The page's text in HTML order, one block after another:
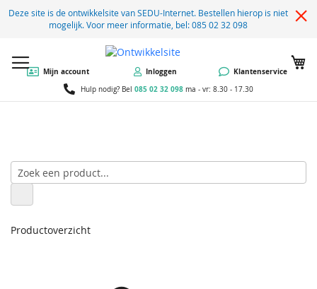
Deze site is de ontwikkelsite van SEDU-Internet. Bestellen hierop is niet
mogelijk. Voor meer informatie, bel: 085 02 32 098
Mijn account Inloggen Klantenservice
Hulp nodig? Bel 085 02 32 098 ma - vr: 8.30 - 17.30
Productoverzicht